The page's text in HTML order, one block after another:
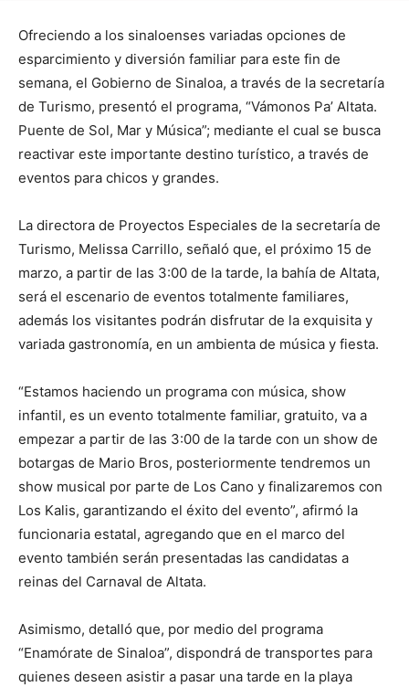
Ofreciendo a los sinaloenses variadas opciones de
esparcimiento y diversión familiar para este fin de
semana, el Gobierno de Sinaloa, a través de la secretaría
de Turismo, presentó el programa, “Vámonos Pa’ Altata.
Puente de Sol, Mar y Música”; mediante el cual se busca
reactivar este importante destino turístico, a través de
eventos para chicos y grandes.
La directora de Proyectos Especiales de la secretaría de
Turismo, Melissa Carrillo, señaló que, el próximo 15 de
marzo, a partir de las 3:00 de la tarde, la bahía de Altata,
será el escenario de eventos totalmente familiares,
además los visitantes podrán disfrutar de la exquisita y
variada gastronomía, en un ambienta de música y fiesta.
“Estamos haciendo un programa con música, show
infantil, es un evento totalmente familiar, gratuito, va a
empezar a partir de las 3:00 de la tarde con un show de
botargas de Mario Bros, posteriormente tendremos un
show musical por parte de Los Cano y finalizaremos con
Los Kalis, garantizando el éxito del evento”, afirmó la
funcionaria estatal, agregando que en el marco del
evento también serán presentadas las candidatas a
reinas del Carnaval de Altata.
Asimismo, detalló que, por medio del programa
“Enamórate de Sinaloa”, dispondrá de transportes para
quienes deseen asistir a pasar una tarde en la playa